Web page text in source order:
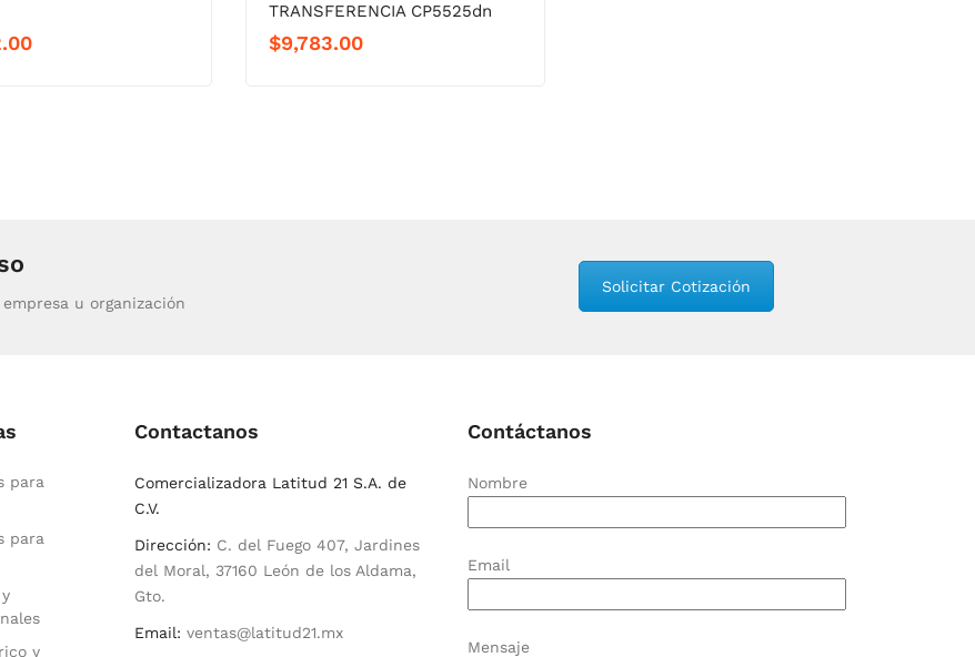
TRANSFERENCIA CP5525dn
$9,783.00
u organización
Solicitar Cotización
para
para
y
Contactanos
Comercializadora Latitud 21 S.A. de
C.V.
Dirección: C. del Fuego 407, Jardines
del Moral, 37160 León de los Aldama,
Gto.
Email: ventas@latitud21.mx
Contáctanos
Nombre
Email
Mensaje